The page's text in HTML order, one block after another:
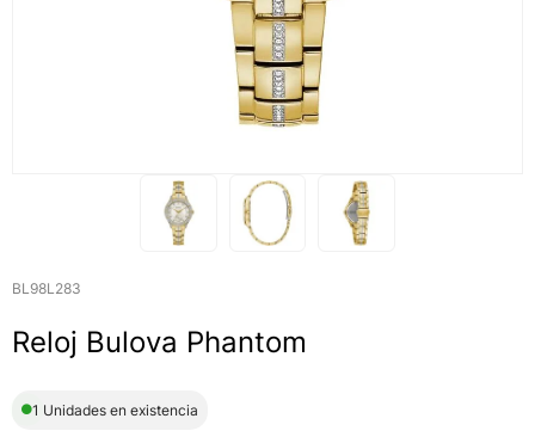
BL98L283
Reloj Bulova Phantom
1 Unidades en existencia